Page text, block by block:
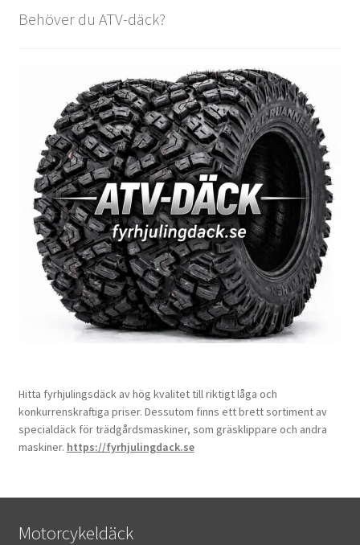
Behöver du ATV-däck?
Hitta fyrhjulingsdäck av hög kvalitet till riktigt låga och
konkurrenskraftiga priser. Dessutom finns ett brett sortiment av
specialdäck för trädgårdsmaskiner, som gräsklippare och andra
maskiner. https://fyrhjulingdack.se
Motorcykeldäck